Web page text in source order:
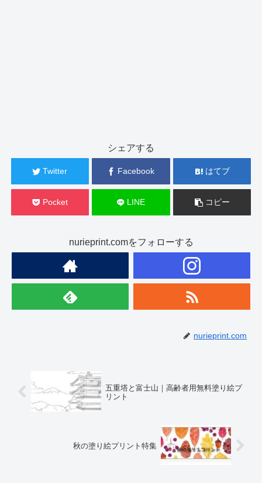
シェアする
Twitter Facebook はてブ
Pocket LINE コピー
nurieprint.comをフォローする
nurieprint.com
五重塔と富士山｜高齢者用無料塗り絵プ
リント
秋の塗り絵プリント特集